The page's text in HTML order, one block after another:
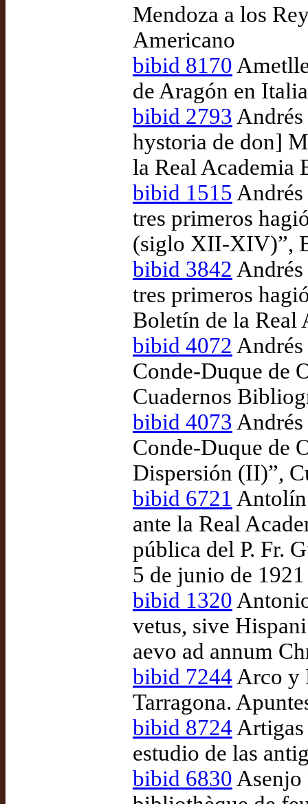
Mendoza a los
Americano
bibid 8170
de Aragón en
bibid 2793
hystoria de don]
la Real Academia
bibid 1515
tres primeros
(siglo XII-XIV)”,
bibid 3842
tres primeros
Boletín de la Real
bibid 4072
Conde-Duque de
Cuadernos
bibid 4073
Conde-Duque de
Dispersión (II)”,
bibid 6721 Antolín
ante la Real
pública del P. Fr.
5 de junio de 1921
bibid 1320
vetus, sive
aevo ad annum
bibid 7244 Arco y
Tarragona.
bibid 8724
estudio de las
bibid 6830 Asenjo